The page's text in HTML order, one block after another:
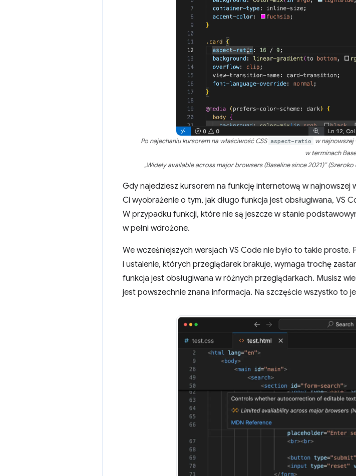
Po najechaniu kursorem na właściwość CSS aspect-ratio w najnowszej
w terminach
„Widely available across major browsers (Baseline since 2021)”
Gdy najedziesz kursorem na funkcję internetową w najnowszej
Ci wyobrażenie o tym, jak długo funkcja jest obsługiwana, VS
W przypadku funkcji, które nie są jeszcze w stanie
w pełni wdrożone.
We wcześniejszych wersjach VS Code nie było to takie
i ustalenie, których przeglądarek brakuje, wymaga trochę
funkcja jest obsługiwana w różnych przeglądarkach. Musisz
jest powszechnie znana informacja. Na szczęście wszystko to